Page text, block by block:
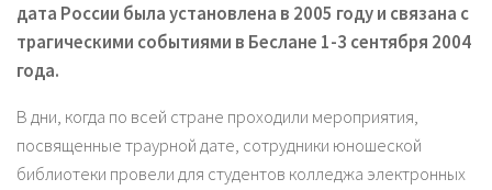
дата России была установлена в 2005 году и связана с
трагическими событиями в Беслане 1-3 сентября 2004
года.
В дни, когда по всей стране проходили мероприятия,
посвященные траурной дате, сотрудники юношеской
библиотеки провели для студентов колледжа электронных